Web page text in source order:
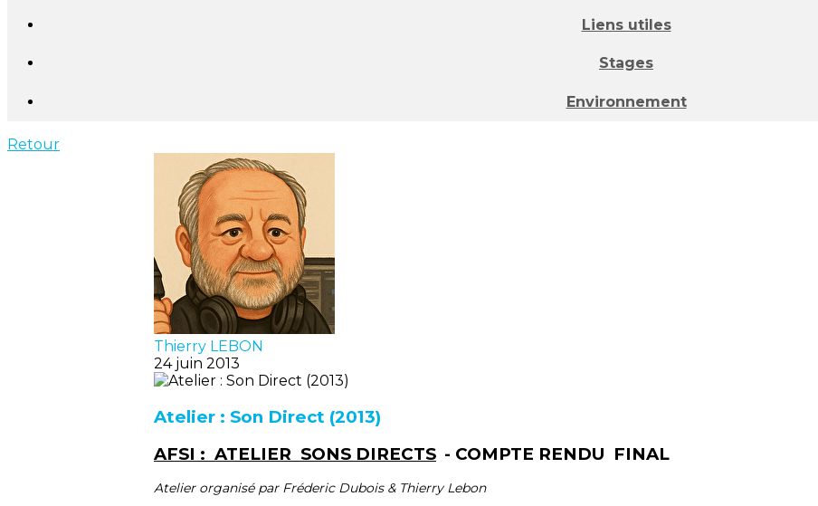
Liens utiles
Stages
Environnement
Retour
Thierry LEBON
24 juin 2013
Atelier : Son Direct (2013)
AFSI : ATELIER SONS DIRECTS - COMPTE RENDU FINAL
Atelier organisé par Fréderic Dubois & Thierry Lebon